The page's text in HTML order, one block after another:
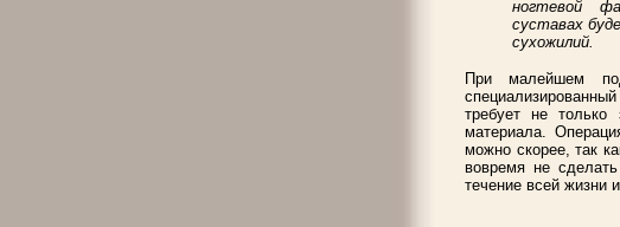
ногтевой
суставах
сухожилий.
При малейшем
требует не только
материала.
можно скорее, так
вовремя не
течение всей жизни